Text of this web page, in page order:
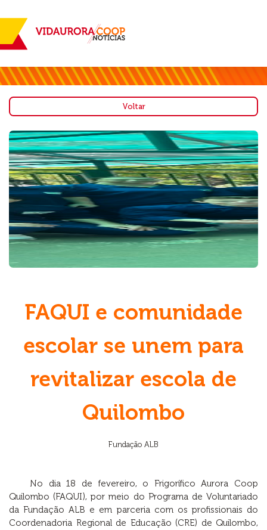
Voltar
FAQUI e comunidade
escolar se unem para
revitalizar escola de
Quilombo
Fundação ALB
No dia 18 de fevereiro, o Frigorífico Aurora Coop
Quilombo (FAQUI), por meio do Programa de Voluntariado
da Fundação ALB e em parceria com os profissionais do
Coordenadoria Regional de Educação (CRE) de Quilombo,